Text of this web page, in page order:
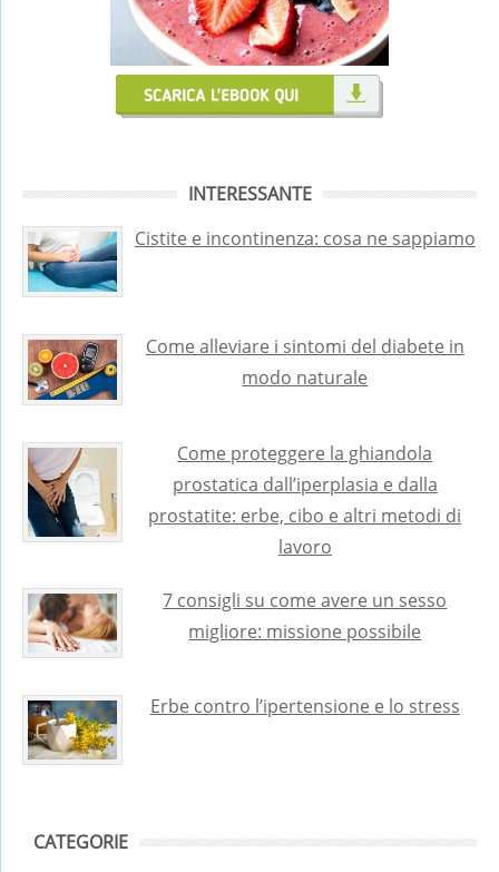
INTERESSANTE
Cistite e incontinenza: cosa ne sappiamo
Come alleviare i sintomi del diabete in
modo naturale
Come proteggere la ghiandola
prostatica dall’iperplasia e dalla
prostatite: erbe, cibo e altri metodi di
lavoro
7 consigli su come avere un sesso
migliore: missione possibile
Erbe contro l’ipertensione e lo stress
CATEGORIE